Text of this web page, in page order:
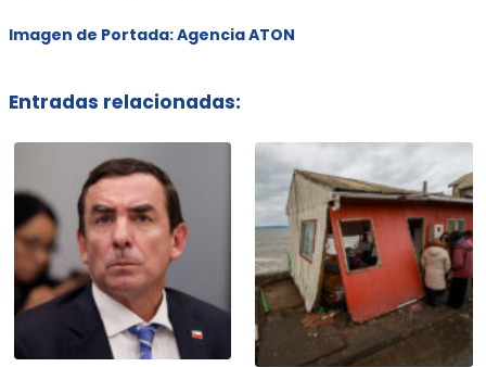
Imagen de Portada: Agencia ATON
Entradas relacionadas: